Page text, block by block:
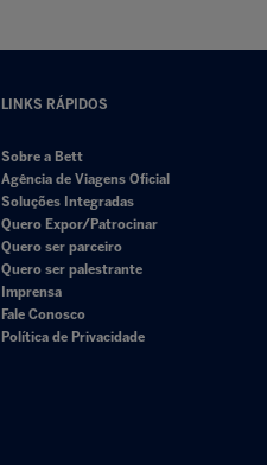
LINKS RÁPIDOS
Sobre a Bett
Agência de Viagens Oficial
Soluções Integradas
Quero Expor/Patrocinar
Quero ser parceiro
Quero ser palestrante
Imprensa
Fale Conosco
Política de Privacidade